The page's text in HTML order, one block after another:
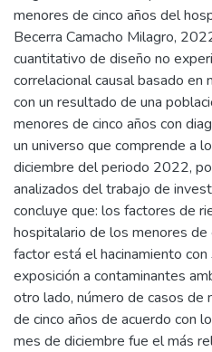
menores de cinco años del
Becerra Camacho Milagro,
cuantitativo de diseño no
correlacional causal basado
con un resultado de una
menores de cinco años con
un universo que comprende a
diciembre del periodo 2022,
analizados del trabajo de
concluye que: los factores de
hospitalario de los menores de
factor está el hacinamiento
exposición a contaminantes
otro lado, número de casos de
de cinco años de acuerdo con
mes de diciembre fue el más